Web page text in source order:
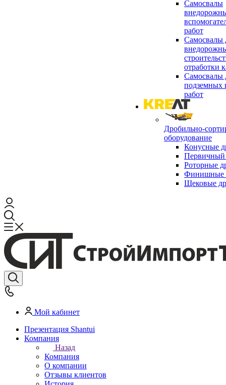
Самосвалы
работ
Самосвалы
отработки
Самосвалы
подземных
работ
Дробильно-
оборудование
Конусные
Первичный
Роторные
Финишные
Щековые
Мой кабинет
Презентация Shantui
Компания
Назад
Компания
О компании
Отзывы клиентов